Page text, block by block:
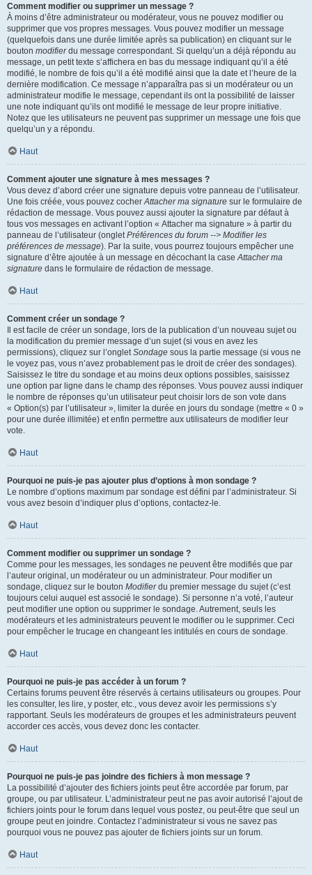
Comment modifier ou supprimer un message ?
À moins d’être administrateur ou modérateur, vous ne pouvez modifier ou
supprimer que vos propres messages. Vous pouvez modifier un message
(quelquefois dans une durée limitée après sa publication) en cliquant sur le
bouton modifierdu message correspondant. Si quelqu’un a déjà répondu au
message, un petit texte s’affichera en bas du message indiquant qu’il a été
modifié, le nombre de fois qu’il a été modifié ainsi que la date et l’heure de la
dernière modification. Ce message n’apparaîtra pas si un modérateur ou un
administrateur modifie le message, cependant ils ont la possibilité de laisser
une note indiquant qu’ils ont modifié le message de leur propre initiative.
Notez que les utilisateurs ne peuvent pas supprimer un message une fois que
quelqu’un y a répondu.
Haut
Comment ajouter une signature à mes messages ?
Vous devez d’abord créer une signature depuis votre panneau de l’utilisateur.
Une fois créée, vous pouvez cocherAttacher ma signature sur le formulaire de
rédaction de message. Vous pouvez aussi ajouter la signature par défaut à
tous vos messages en activant l’option « Attacher ma signature » à partir du
panneau de l’utilisateur (ongletPréférences du forum --> Modifier les
préférences de message). Par la suite, vous pourrez toujours empêcher une
signature d’être ajoutée à un message en décochant la caseAttacher ma
signature dans le formulaire de rédaction de message.
Haut
Comment créer un sondage ?
Il est facile de créer un sondage, lors de la publication d’un nouveau sujet ou
la modification du premier message d’un sujet (si vous en avez les
permissions), cliquez sur l’ongletSondage sous la partie message (si vous ne
le voyez pas, vous n’avez probablement pas le droit de créer des sondages).
Saisissez le titre du sondage et au moins deux options possibles, saisissez
une option par ligne dans le champ des réponses. Vous pouvez aussi indiquer
le nombre de réponses qu’un utilisateur peut choisir lors de son vote dans
« Option(s) par l’utilisateur », limiter la durée en jours du sondage (mettre « 0 »
pour une durée illimitée) et enfin permettre aux utilisateurs de modifier leur
vote.
Haut
Pourquoi ne puis-je pas ajouter plus d’options à mon sondage ?
Le nombre d’options maximum par sondage est défini par l’administrateur. Si
vous avez besoin d’indiquer plus d’options, contactez-le.
Haut
Comment modifier ou supprimer un sondage ?
Comme pour les messages, les sondages ne peuvent être modifiés que par
l’auteur original, un modérateur ou un administrateur. Pour modifier un
sondage, cliquez sur le bouton Modifierdu premier message du sujet (c’est
toujours celui auquel est associé le sondage). Si personne n’a voté, l’auteur
peut modifier une option ou supprimer le sondage. Autrement, seuls les
modérateurs et les administrateurs peuvent le modifier ou le supprimer. Ceci
pour empêcher le trucage en changeant les intitulés en cours de sondage.
Haut
Pourquoi ne puis-je pas accéder à un forum ?
Certains forums peuvent être réservés à certains utilisateurs ou groupes. Pour
les consulter, les lire, y poster, etc., vous devez avoir les permissions s’y
rapportant. Seuls les modérateurs de groupes et les administrateurs peuvent
accorder ces accès, vous devez donc les contacter.
Haut
Pourquoi ne puis-je pas joindre des fichiers à mon message ?
La possibilité d’ajouter des fichiers joints peut être accordée par forum, par
groupe, ou par utilisateur. L’administrateur peut ne pas avoir autorisé l’ajout de
fichiers joints pour le forum dans lequel vous postez, ou peut-être que seul un
groupe peut en joindre. Contactez l’administrateur si vous ne savez pas
pourquoi vous ne pouvez pas ajouter de fichiers joints sur un forum.
Haut